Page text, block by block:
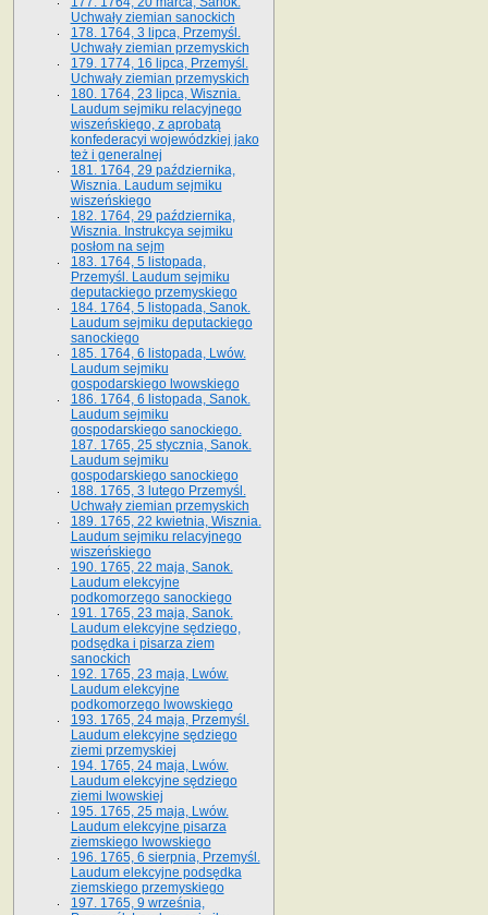
Uchwały ziemian sanockich
178. 1764, 3 lipca, Przemyśl.
Uchwały ziemian przemyskich
179. 1774, 16 lipca, Przemyśl.
Uchwały ziemian przemyskich
180. 1764, 23 lipca, Wisznia.
Laudum sejmiku relacyjnego
wiszeńskiego, z aprobatą
konfederacyi wojewódzkiej jako
też i generalnej
181. 1764, 29 października,
Wisznia. Laudum sejmiku
wiszeńskiego
182. 1764, 29 października,
Wisznia. Instrukcya sejmiku
posłom na sejm
183. 1764, 5 listopada,
Przemyśl. Laudum sejmiku
deputackiego przemyskiego
184. 1764, 5 listopada, Sanok.
Laudum sejmiku deputackiego
sanockiego
185. 1764, 6 listopada, Lwów.
Laudum sejmiku
gospodarskiego lwowskiego
186. 1764, 6 listopada, Sanok.
Laudum sejmiku
gospodarskiego sanockiego.
187. 1765, 25 stycznia, Sanok.
Laudum sejmiku
gospodarskiego sanockiego
188. 1765, 3 lutego Przemyśl.
Uchwały ziemian przemyskich
189. 1765, 22 kwietnia, Wisznia.
Laudum sejmiku relacyjnego
wiszeńskiego
190. 1765, 22 maja, Sanok.
Laudum elekcyjne
podkomorzego sanockiego
191. 1765, 23 maja, Sanok.
Laudum elekcyjne sędziego,
podsędka i pisarza ziem
sanockich
192. 1765, 23 maja, Lwów.
Laudum elekcyjne
podkomorzego lwowskiego
193. 1765, 24 maja, Przemyśl.
Laudum elekcyjne sędziego
ziemi przemyskiej
194. 1765, 24 maja, Lwów.
Laudum elekcyjne sędziego
ziemi lwowskiej
195. 1765, 25 maja, Lwów.
Laudum elekcyjne pisarza
ziemskiego lwowskiego
196. 1765, 6 sierpnia, Przemyśl.
Laudum elekcyjne podsędka
ziemskiego przemyskiego
197. 1765, 9 września,